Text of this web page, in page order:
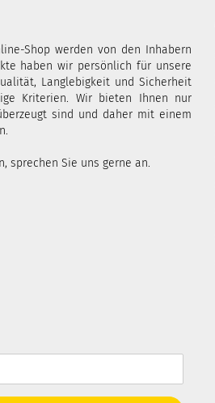
Shop werden von den Inhabern
haben wir persönlich für unsere
Langlebigkeit und Sicherheit
Kriterien. Wir bieten Ihnen nur
sind und daher mit einem
sprechen Sie uns gerne an.